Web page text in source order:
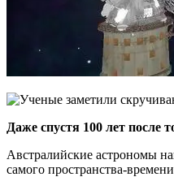
Даже спустя 100 лет
Австралийские астрономы
самого пространства-